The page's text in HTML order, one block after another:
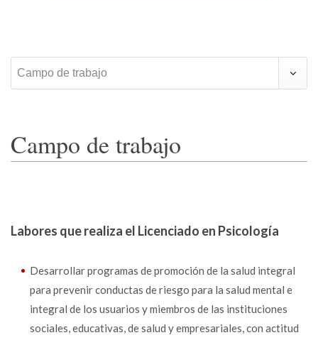
Campo de trabajo
Campo de trabajo
Labores que realiza el Licenciado en Psicología
Desarrollar programas de promoción de la salud integral
para prevenir conductas de riesgo para la salud mental e
integral de los usuarios y miembros de las instituciones
sociales, educativas, de salud y empresariales, con actitud